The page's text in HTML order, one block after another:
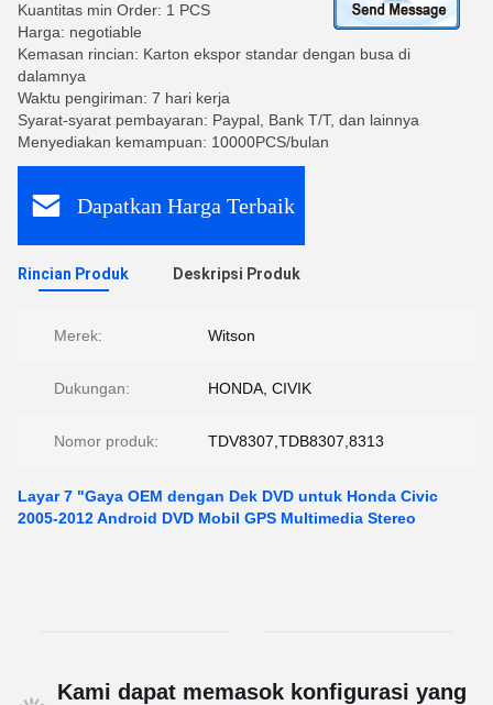
Kuantitas min Order: 1 PCS
Harga: negotiable
Kemasan rincian: Karton ekspor standar dengan busa di
dalamnya
Waktu pengiriman: 7 hari kerja
Syarat-syarat pembayaran: Paypal, Bank T/T, dan lainnya
Menyediakan kemampuan: 10000PCS/bulan
Dapatkan Harga Terbaik
Rincian Produk Deskripsi Produk
Merek: Witson
Dukungan: HONDA, CIVIK
Nomor produk: TDV8307,TDB8307,8313
Layar 7 "Gaya OEM dengan Dek DVD untuk Honda Civic
2005-2012 Android DVD Mobil GPS Multimedia Stereo
Kami dapat memasok konfigurasi yang